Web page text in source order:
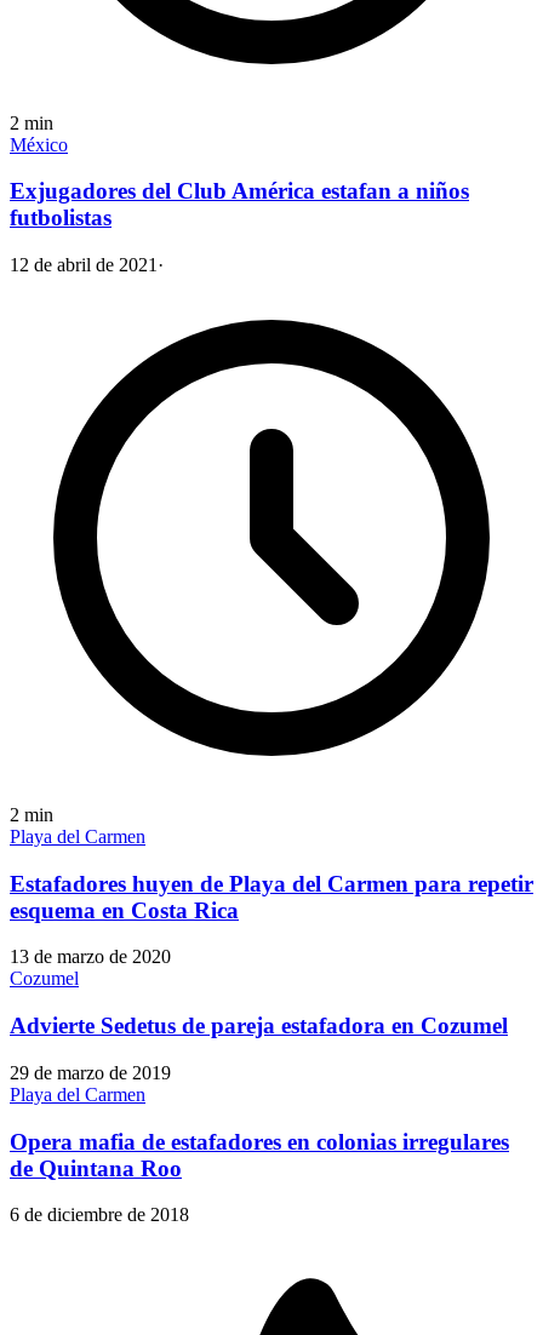
2 min
México
Exjugadores del Club América estafan a niños
futbolistas
12 de abril de 2021 ·
2 min
Playa del Carmen
Estafadores huyen de Playa del Carmen para repetir
esquema en Costa Rica
13 de marzo de 2020
Cozumel
Advierte Sedetus de pareja estafadora en Cozumel
29 de marzo de 2019
Playa del Carmen
Opera mafia de estafadores en colonias irregulares
de Quintana Roo
6 de diciembre de 2018